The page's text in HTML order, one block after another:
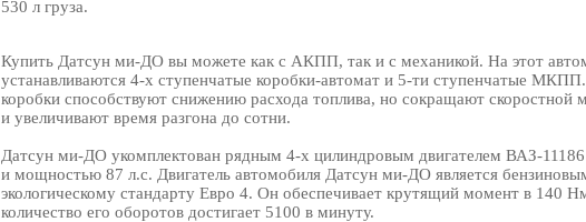
530 л груза.
Купить Датсун ми-ДО вы можете как с АКПП, так и с механикой. На этот
устанавливаются 4-х ступенчатые коробки-автомат и 5-ти ступенчатые
коробки способствуют снижению расхода топлива, но сокращают скоростной
и увеличивают время разгона до сотни.
Датсун ми-ДО укомплектован рядным 4-х цилиндровым двигателем ВАЗ-
и мощностью 87 л.с. Двигатель автомобиля Датсун ми-ДО является
экологическому стандарту Евро 4. Он обеспечивает крутящий момент в 140
количество его оборотов достигает 5100 в минуту.